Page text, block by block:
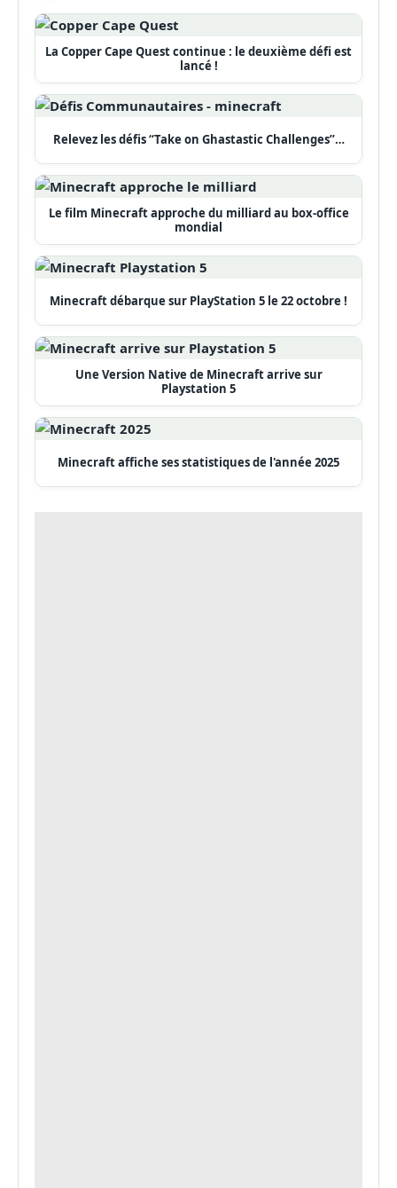
La Copper Cape Quest continue : le deuxième défi est
lancé !
Relevez les défis “Take on Ghastastic Challenges”…
Le film Minecraft approche du milliard au box-office
mondial
Minecraft débarque sur PlayStation 5 le 22 octobre !
Une Version Native de Minecraft arrive sur
Playstation 5
Minecraft affiche ses statistiques de l'année 2025